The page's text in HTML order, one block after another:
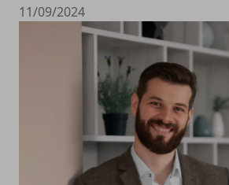
11/09/2024